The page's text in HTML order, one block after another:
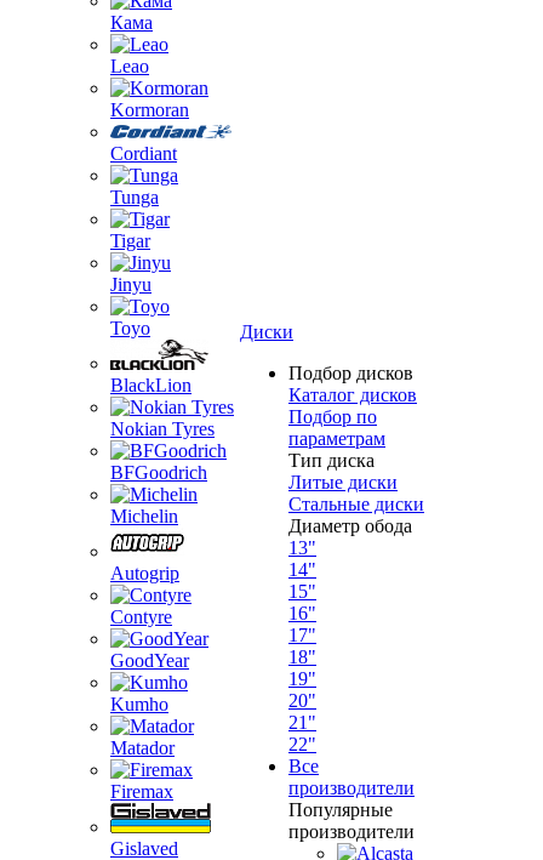
Кама
Leao
Kormoran
Cordiant
Tunga
Tigar
Jinyu
Toyo
BlackLion
Nokian Tyres
BFGoodrich
Michelin
Autogrip
Contyre
GoodYear
Kumho
Matador
Firemax
Gislaved
Диски
Подбор дисков
Каталог дисков
Подбор по
параметрам
Тип диска
Литые диски
Стальные диски
Диаметр обода
13"
14"
15"
16"
17"
18"
19"
20"
21"
22"
Все
производители
Популярные
производители